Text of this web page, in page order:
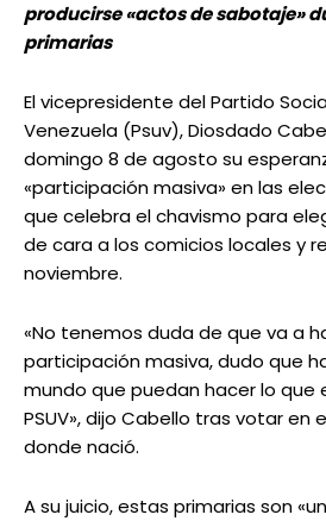
producirse «actos de sabotaje»
primarias
El vicepresidente del Partido
Venezuela (Psuv), Diosdado
domingo 8 de agosto su
«participación masiva» en las
que celebra el chavismo para
de cara a los comicios locales y
noviembre.
«No tenemos duda de que va a
participación masiva, dudo que
mundo que puedan hacer lo que
PSUV», dijo Cabello tras votar en
donde nació.
A su juicio, estas primarias son